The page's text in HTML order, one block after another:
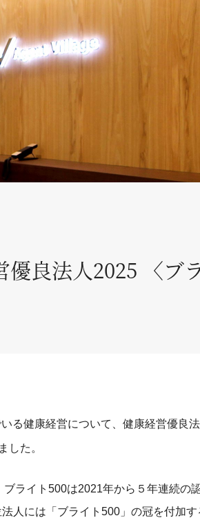
優良法人2025 〈ブ
る健康経営について、健康経営優良
した。
ライト500は2021年から５年連続の
人には「ブライト500」の冠を付加